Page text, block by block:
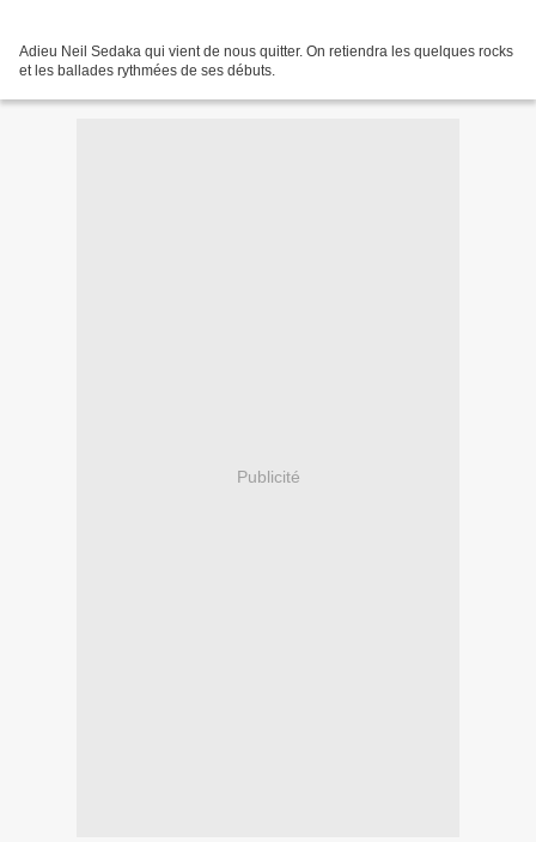
Adieu Neil Sedaka qui vient de nous quitter. On retiendra les quelques rocks
et les ballades rythmées de ses débuts.
Publicité